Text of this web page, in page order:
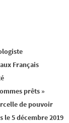
Français
prêts »
de pouvoir
le 5 décembre 2019